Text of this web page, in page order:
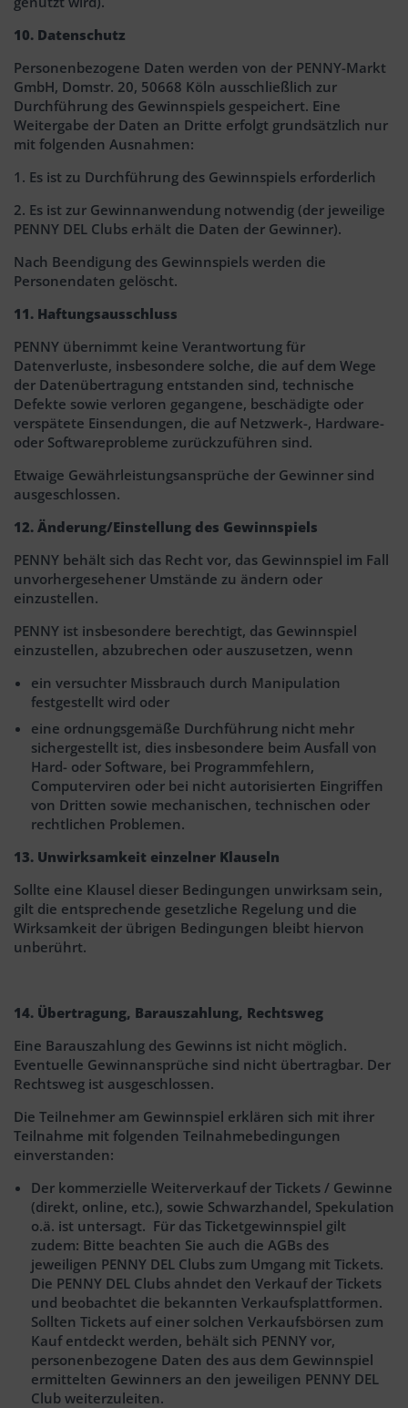
10. Datenschutz
Personenbezogene Daten werden von der PENNY-Markt
GmbH, Domstr. 20, 50668 Köln ausschließlich zur
Durchführung des Gewinnspiels gespeichert. Eine
Weitergabe der Daten an Dritte erfolgt grundsätzlich nur
mit folgenden Ausnahmen:
1. Es ist zu Durchführung des Gewinnspiels erforderlich
2. Es ist zur Gewinnanwendung notwendig (der jeweilige
PENNY DEL Clubs erhält die Daten der Gewinner).
Nach Beendigung des Gewinnspiels werden die
Personendaten gelöscht.
11. Haftungsausschluss
PENNY übernimmt keine Verantwortung für
Datenverluste, insbesondere solche, die auf dem Wege
der Datenübertragung entstanden sind, technische
Defekte sowie verloren gegangene, beschädigte oder
verspätete Einsendungen, die auf Netzwerk-, Hardware-
oder Softwareprobleme zurückzuführen sind.
Etwaige Gewährleistungsansprüche der Gewinner sind
ausgeschlossen.
12. Änderung/Einstellung des Gewinnspiels
PENNY behält sich das Recht vor, das Gewinnspiel im Fall
unvorhergesehener Umstände zu ändern oder
einzustellen.
PENNY ist insbesondere berechtigt, das Gewinnspiel
einzustellen, abzubrechen oder auszusetzen, wenn
ein versuchter Missbrauch durch Manipulation
festgestellt wird oder
eine ordnungsgemäße Durchführung nicht mehr
sichergestellt ist, dies insbesondere beim Ausfall von
Hard- oder Software, bei Programmfehlern,
Computerviren oder bei nicht autorisierten Eingriffen
von Dritten sowie mechanischen, technischen oder
rechtlichen Problemen.
13. Unwirksamkeit einzelner Klauseln
Sollte eine Klausel dieser Bedingungen unwirksam sein,
gilt die entsprechende gesetzliche Regelung und die
Wirksamkeit der übrigen Bedingungen bleibt hiervon
unberührt.
14. Übertragung, Barauszahlung, Rechtsweg
Eine Barauszahlung des Gewinns ist nicht möglich.
Eventuelle Gewinnansprüche sind nicht übertragbar. Der
Rechtsweg ist ausgeschlossen.
Die Teilnehmer am Gewinnspiel erklären sich mit ihrer
Teilnahme mit folgenden Teilnahmebedingungen
einverstanden:
Der kommerzielle Weiterverkauf der Tickets / Gewinne
(direkt, online, etc.), sowie Schwarzhandel, Spekulation
o.ä. ist untersagt. Für das Ticketgewinnspiel gilt
zudem: Bitte beachten Sie auch die AGBs des
jeweiligen PENNY DEL Clubs zum Umgang mit Tickets.
Die PENNY DEL Clubs ahndet den Verkauf der Tickets
und beobachtet die bekannten Verkaufsplattformen.
Sollten Tickets auf einer solchen Verkaufsbörsen zum
Kauf entdeckt werden, behält sich PENNY vor,
personenbezogene Daten des aus dem Gewinnspiel
ermittelten Gewinners an den jeweiligen PENNY DEL
Club weiterzuleiten.